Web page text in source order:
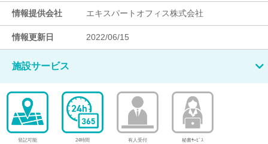
情報提供会社 エキスパートオフィス株式会社
情報更新日 2022/06/15
施設サービス
登記可能
24時間
有人受付 秘書ｻｰﾋﾞｽ